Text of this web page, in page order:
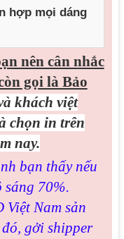
hợp mọi dáng
nên cân nhắc
gọi là Bảo
khách việt
chọn in trên
nay.
bạn thấy nếu
sáng 70%.
Nam sản
gởi shipper